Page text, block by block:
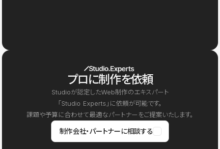
プロに制作を依頼
Studioが認定したWeb制作のエキスパート
「Studio Experts」に依頼が可能です。
課題や予算に合わせて最適なパートナーをご提案いたします。
制作会社・パートナーに相談する